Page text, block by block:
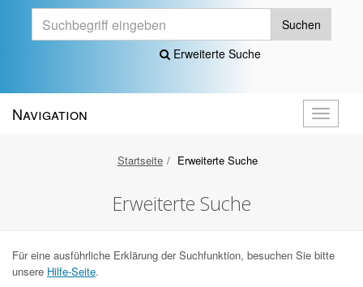
Suchen
Erweiterte Suche
öffnen
Navigation
Startseite Erweiterte Suche
Erweiterte Suche
Für eine ausführliche Erklärung der Suchfunktion, besuchen Sie bitte
unsere Hilfe-Seite.